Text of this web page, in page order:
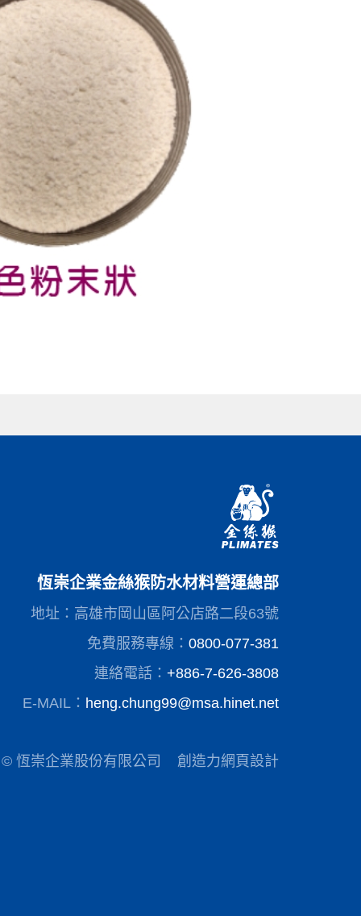
恆崇企業金絲猴防水材料營運總部
地址：高雄市岡山區阿公店路二段63號
免費服務專線： 0800-077-381
連絡電話： +886-7-626-3808
E-MAIL： heng.chung99@msa.hinet.net
© 恆崇企業股份有限公司 創造力網頁設計